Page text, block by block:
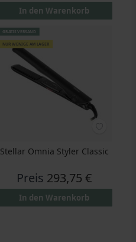
In den Warenkorb
GRATIS VERSAND
NUR WENIGE AM LAGER
Stellar Omnia Styler Classic
Preis 293,75 €
In den Warenkorb